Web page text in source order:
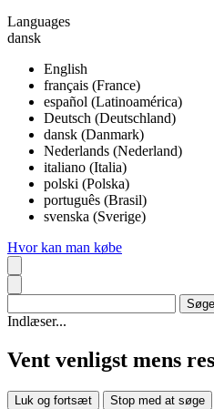
Languages
dansk
English
français (France)
español (Latinoamérica)
Deutsch (Deutschland)
dansk (Danmark)
Nederlands (Nederland)
italiano (Italia)
polski (Polska)
português (Brasil)
svenska (Sverige)
Hvor kan man købe
Indlæser...
Vent venligst mens
Luk og fortsæt Stop med at søge